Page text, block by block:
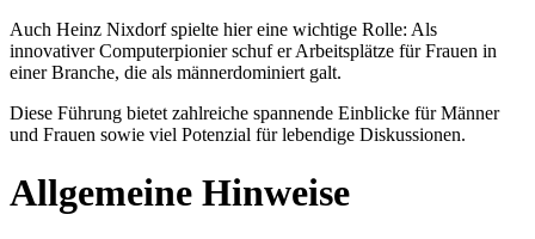
Auch Heinz Nixdorf spielte hier eine wichtige Rolle: Als
innovativer Computerpionier schuf er Arbeitsplätze für Frauen in
einer Branche, die als männerdominiert galt.
Diese Führung bietet zahlreiche spannende Einblicke für Männer
und Frauen sowie viel Potenzial für lebendige Diskussionen.
Allgemeine Hinweise